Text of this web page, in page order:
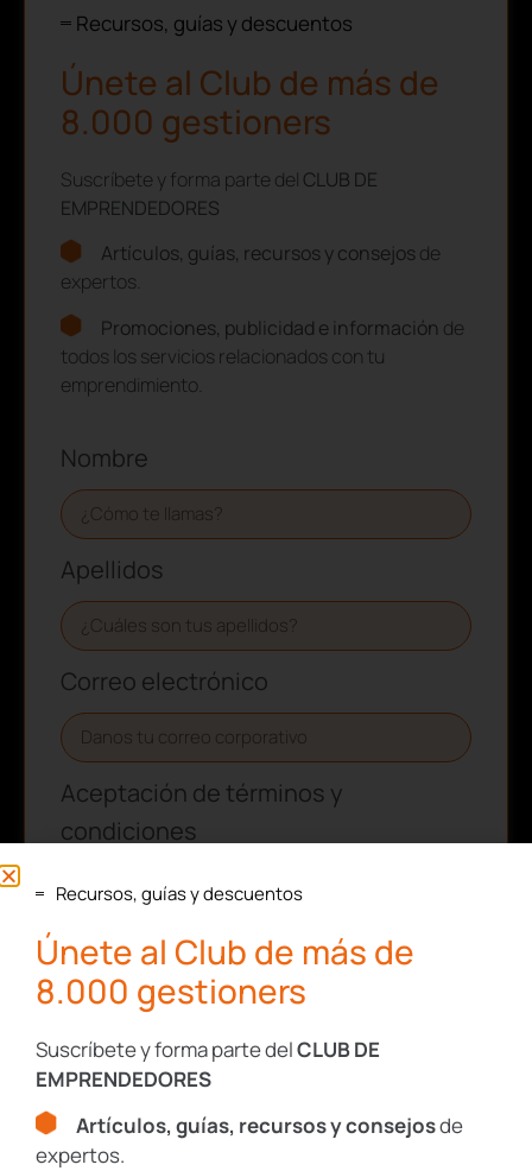
Recursos, guías y descuentos
Únete al Club de más de
8.000 gestioners
Suscríbete y forma parte del CLUB DE
EMPRENDEDORES
Artículos, guías, recursos y consejosde
expertos.
Promociones, publicidad e información de
todos los servicios relacionados con tu
emprendimiento.
Nombre
Apellidos
Correo electrónico
Aceptación de términos y
condiciones
Privacidad de tugesto.
Consulta nuestra Política de Privacidad
yAviso Legal.
Privacidady losTérminos de Serviciode Google.
SUSCRIBIRME
Recursos, guías y descuentos
Únete al Club de más de
8.000 gestioners
Suscríbete y forma parte delCLUB DE
EMPRENDEDORES
Artículos, guías, recursos y consejosde
expertos.